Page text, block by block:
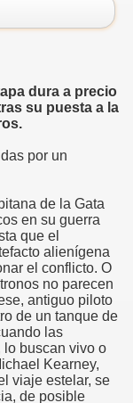
dura a precio
su puesta a la
por un
de la Gata
en su guerra
que el
alienígena
el conflicto. O
no parecen
antiguo piloto
de un tanque de
las
lo buscan vivo o
Kearney,
viaje estelar, se
de posible